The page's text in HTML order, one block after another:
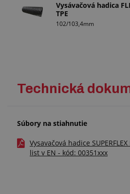
Vysávačová hadica
TPE
102/103,4mm
Technická
Súbory na stiahnutie
Vysavačová hadice
list v EN - kód: 00351xxx